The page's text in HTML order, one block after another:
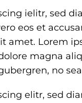
ielitr, sed
eos et
amet. Lorem
magna
no
elitr, sed